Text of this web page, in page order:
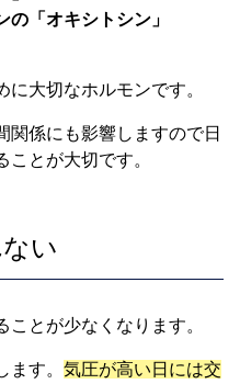
の「オキシトシン」
大切なホルモンです。
関係にも影響しますので日
とが大切です。
い
とが少なくなります。
す。 気圧が高い日には交